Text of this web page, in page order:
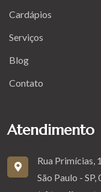
Cardápios
Serviços
Blog
Contato
Atendimento
Rua Primícias,
São Paulo -